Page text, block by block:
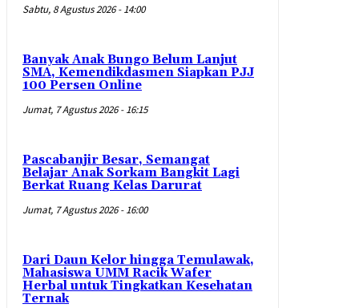
Sabtu, 8 Agustus 2026 - 14:00
Banyak Anak Bungo Belum Lanjut
SMA, Kemendikdasmen Siapkan PJJ
100 Persen Online
Jumat, 7 Agustus 2026 - 16:15
Pascabanjir Besar, Semangat
Belajar Anak Sorkam Bangkit Lagi
Berkat Ruang Kelas Darurat
Jumat, 7 Agustus 2026 - 16:00
Dari Daun Kelor hingga Temulawak,
Mahasiswa UMM Racik Wafer
Herbal untuk Tingkatkan Kesehatan
Ternak